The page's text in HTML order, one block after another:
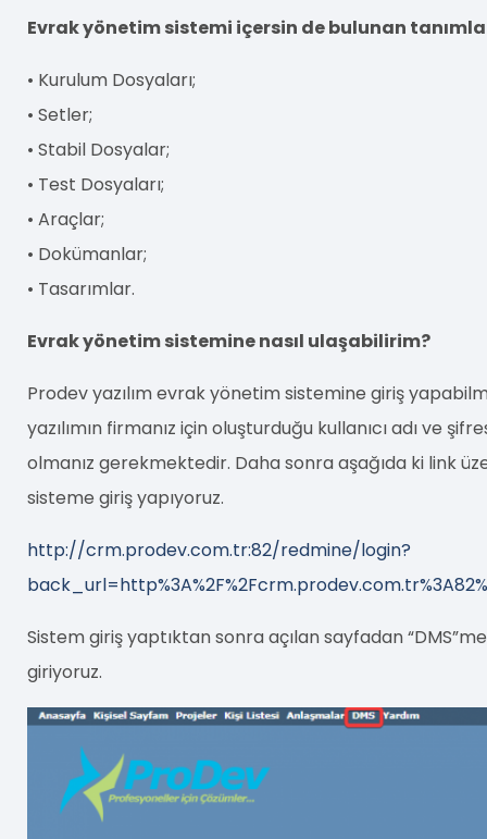
Evrak yönetim sistemi içersin de bulunan
• Kurulum Dosyaları;
• Setler;
• Stabil Dosyalar;
• Test Dosyaları;
• Araçlar;
• Dokümanlar;
• Tasarımlar.
Evrak yönetim sistemine nasıl ulaşabilirim?
Prodev yazılım evrak yönetim sistemine giriş
yazılımın firmanız için oluşturduğu kullanıcı adı ve
olmanız gerekmektedir. Daha sonra aşağıda ki link
sisteme giriş yapıyoruz.
http://crm.prodev.com.tr:82/redmine/login?
Sistem giriş yaptıktan sonra açılan sayfadan
giriyoruz.